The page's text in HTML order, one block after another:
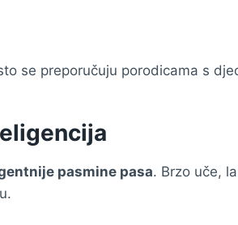
se preporučuju porodicama s
pasmine pasa. Brzo uče,